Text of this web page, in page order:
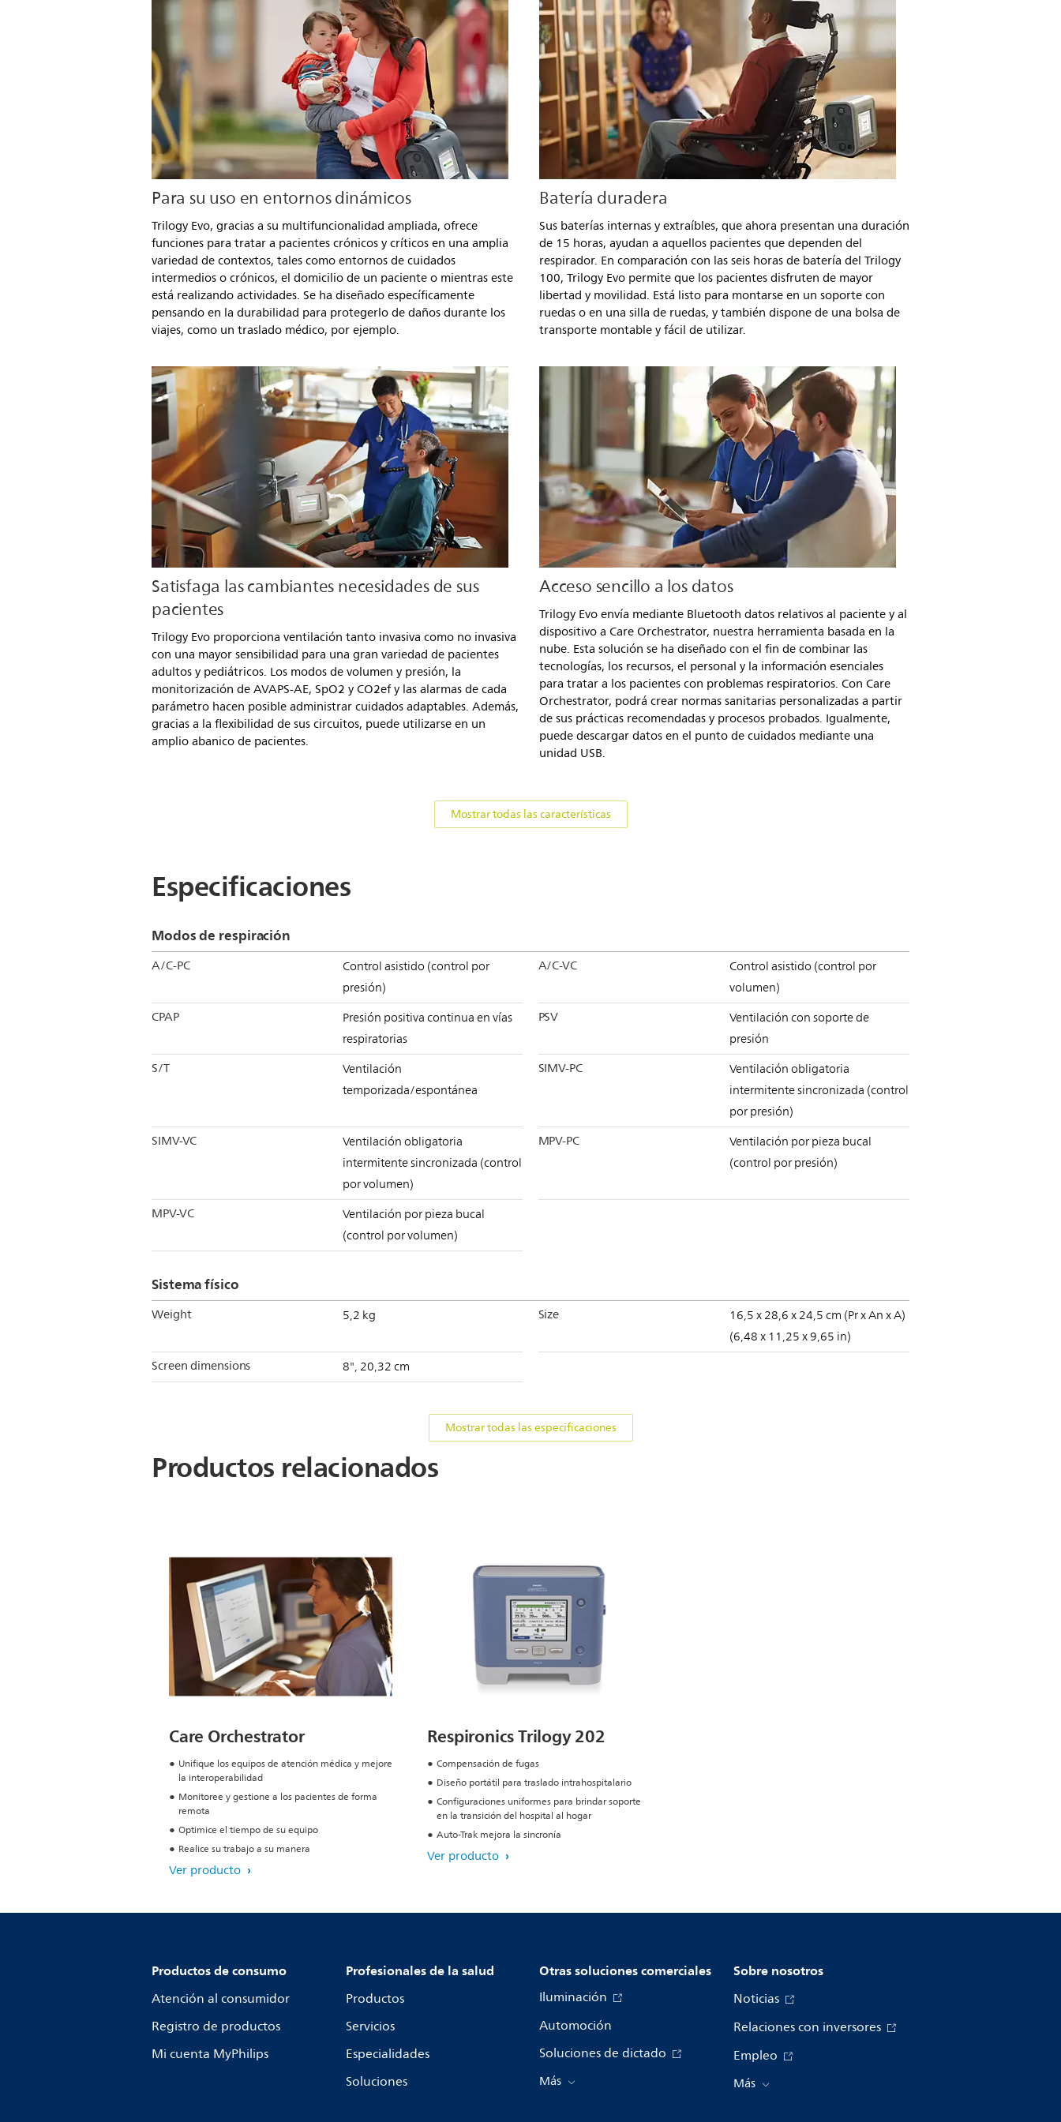
Para su uso en entornos dinámicos
Trilogy Evo, gracias a su multifuncionalidad ampliada, ofrece
funciones para tratar a pacientes crónicos y críticos en una amplia
variedad de contextos, tales como entornos de cuidados
intermedios o crónicos, el domicilio de un paciente o mientras este
está realizando actividades. Se ha diseñado específicamente
pensando en la durabilidad para protegerlo de daños durante los
viajes, como un traslado médico, por ejemplo.
Batería duradera
Sus baterías internas y extraíbles, que ahora presentan una duración
de 15 horas, ayudan a aquellos pacientes que dependen del
respirador. En comparación con las seis horas de batería del Trilogy
100, Trilogy Evo permite que los pacientes disfruten de mayor
libertad y movilidad. Está listo para montarse en un soporte con
ruedas o en una silla de ruedas, y también dispone de una bolsa de
transporte montable y fácil de utilizar.
Satisfaga las cambiantes necesidades de sus
pacientes
Trilogy Evo proporciona ventilación tanto invasiva como no invasiva
con una mayor sensibilidad para una gran variedad de pacientes
adultos y pediátricos. Los modos de volumen y presión, la
monitorización de AVAPS-AE, SpO2 y CO2ef y las alarmas de cada
parámetro hacen posible administrar cuidados adaptables. Además,
gracias a la flexibilidad de sus circuitos, puede utilizarse en un
amplio abanico de pacientes.
Acceso sencillo a los datos
Trilogy Evo envía mediante Bluetooth datos relativos al paciente y al
dispositivo a Care Orchestrator, nuestra herramienta basada en la
nube. Esta solución se ha diseñado con el fin de combinar las
tecnologías, los recursos, el personal y la información esenciales
para tratar a los pacientes con problemas respiratorios. Con Care
Orchestrator, podrá crear normas sanitarias personalizadas a partir
de sus prácticas recomendadas y procesos probados. Igualmente,
puede descargar datos en el punto de cuidados mediante una
unidad USB.
Mostrar todas las características
Especificaciones
Modos de respiración
A/C-PC
Control asistido (control por
presión)
A/C-VC
Control asistido (control por
volumen)
CPAP
Presión positiva continua en vías
respiratorias
PSV
Ventilación con soporte de
presión
S/T
Ventilación
temporizada/espontánea
SIMV-PC
Ventilación obligatoria
intermitente sincronizada (control
por presión)
SIMV-VC
Ventilación obligatoria
intermitente sincronizada (control
por volumen)
MPV-PC
Ventilación por pieza bucal
(control por presión)
MPV-VC
Ventilación por pieza bucal
(control por volumen)
Sistema físico
Weight 5,2 kg Size
16,5 x 28,6 x 24,5 cm (Pr x An x A)
(6,48 x 11,25 x 9,65 in)
Screen dimensions 8", 20,32 cm
Mostrar todas las especificaciones
Productos relacionados
Care Orchestrator
Unifique los equipos de atención médica y mejore
la interoperabilidad
Monitoree y gestione a los pacientes de forma
remota
Optimice el tiempo de su equipo
Realice su trabajo a su manera
Ver producto
Respironics Trilogy 202
Compensación de fugas
Diseño portátil para traslado intrahospitalario
Configuraciones uniformes para brindar soporte
en la transición del hospital al hogar
Auto-Trak mejora la sincronía
Ver producto
Productos de consumo
Atención al consumidor
Registro de productos
Mi cuenta MyPhilips
Profesionales de la salud
Productos
Servicios
Especialidades
Soluciones
Otras soluciones comerciales
Iluminación
Automoción
Soluciones de dictado
Más
Sobre nosotros
Noticias
Relaciones con inversores
Empleo
Más